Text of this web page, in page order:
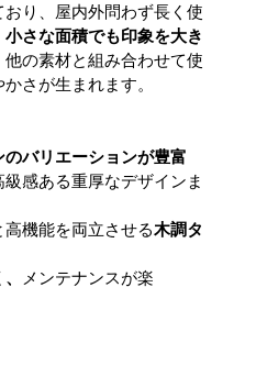
り、屋内外問わず長く使
小さな面積でも印象を大き
他の素材と組み合わせて使
さが生まれます。
バリエーションが豊富
感ある重厚なデザインま
機能を両立させる 木調タ
メンテナンスが楽